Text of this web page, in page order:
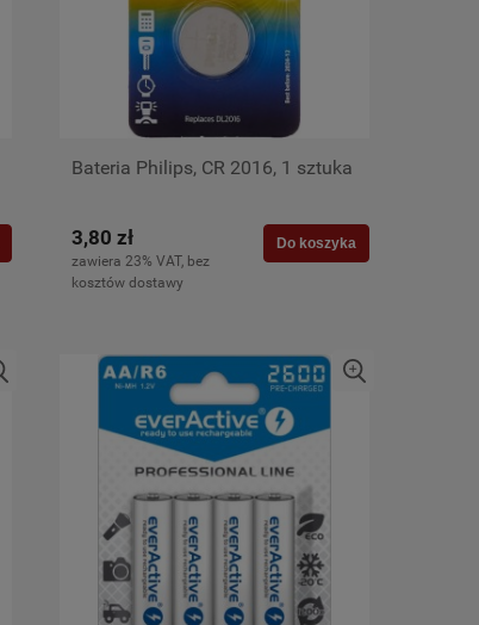
Bateria Philips, CR 2016, 1 sztuka
3,80 zł
zawiera 23% VAT, bez
kosztów dostawy
Do koszyka